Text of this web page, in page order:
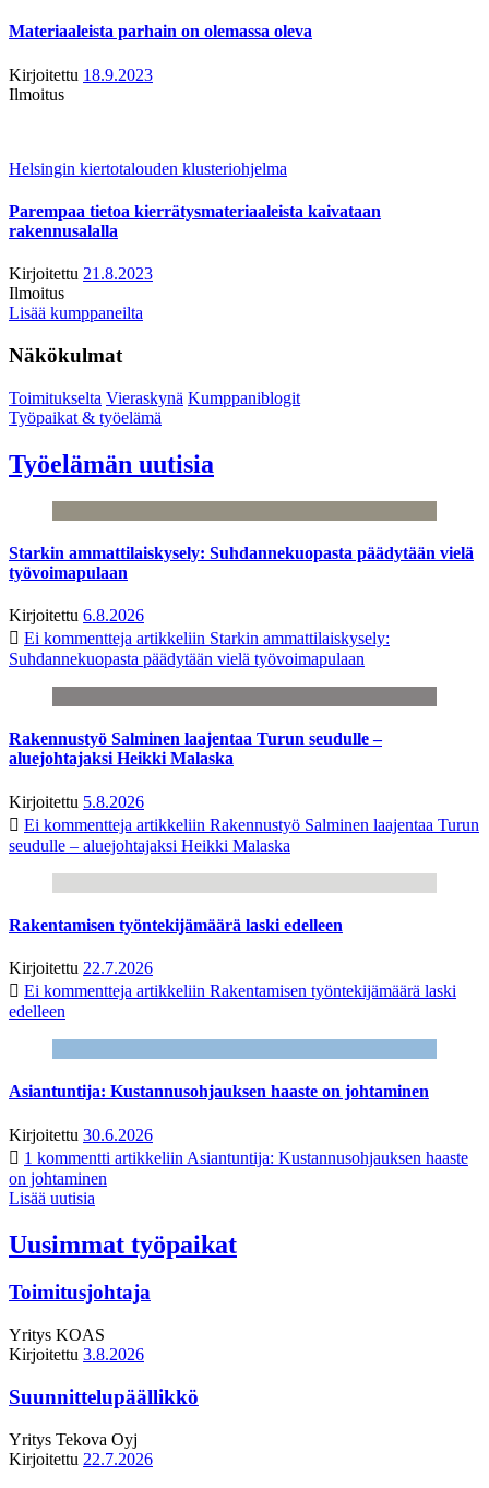
Materiaaleista parhain on olemassa oleva
Kirjoitettu 18.9.2023
Ilmoitus
Helsingin kiertotalouden klusteriohjelma
Parempaa tietoa kierrätysmateriaaleista kaivataan
rakennusalalla
Kirjoitettu 21.8.2023
Ilmoitus
Lisää kumppaneilta
Näkökulmat
Toimitukselta Vieraskynä Kumppaniblogit
Työpaikat & työelämä
Työelämän uutisia
Starkin ammattilaiskysely: Suhdannekuopasta päädytään vielä
työvoimapulaan
Kirjoitettu 6.8.2026
Ei kommentteja artikkeliin Starkin ammattilaiskysely:
Suhdannekuopasta päädytään vielä työvoimapulaan
Rakennustyö Salminen laajentaa Turun seudulle –
aluejohtajaksi Heikki Malaska
Kirjoitettu 5.8.2026
Ei kommentteja artikkeliin Rakennustyö Salminen laajentaa Turun
seudulle – aluejohtajaksi Heikki Malaska
Rakentamisen työntekijämäärä laski edelleen
Kirjoitettu 22.7.2026
Ei kommentteja artikkeliin Rakentamisen työntekijämäärä laski
edelleen
Asiantuntija: Kustannusohjauksen haaste on johtaminen
Kirjoitettu 30.6.2026
1 kommentti artikkeliin Asiantuntija: Kustannusohjauksen haaste
on johtaminen
Lisää uutisia
Uusimmat työpaikat
Toimitusjohtaja
Yritys KOAS
Kirjoitettu 3.8.2026
Suunnittelupäällikkö
Yritys Tekova Oyj
Kirjoitettu 22.7.2026